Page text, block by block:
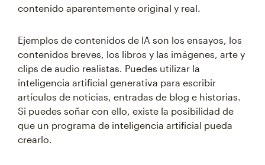
contenido aparentemente original y real.
Ejemplos de contenidos de IA son los ensayos, los
contenidos breves, los libros y las imágenes, arte y
clips de audio realistas. Puedes utilizar la
inteligencia artificial generativa para escribir
artículos de noticias, entradas de blog e historias.
Si puedes soñar con ello, existe la posibilidad de
que un programa de inteligencia artificial pueda
crearlo.